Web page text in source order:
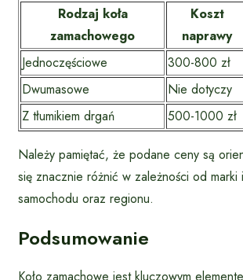
Rodzaj koła
zamachowego
Koszt
naprawy
Jednoczęściowe
300-800 zł
Dwumasowe
Nie dotyczy
Z tłumikiem drgań
500-1000 zł
Należy pamiętać, że podane ceny są
się znacznie różnić w zależności od marki
samochodu oraz regionu.
Podsumowanie
Koło zamachowe jest kluczowym